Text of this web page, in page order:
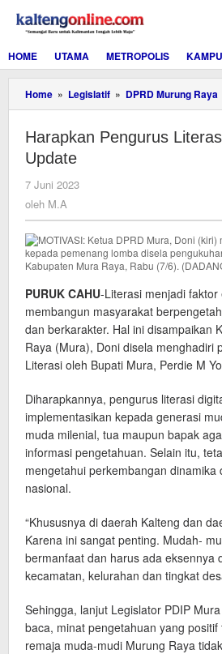
konten
HOME
UTAMA METROPOLIS
Home » Legislatif » DPRD Murung Raya
Harapkan Pengurus
Update
7 Juni 2023
oleh M.A
PURUK CAHU-Literasi menjadi
membangun masyarakat
dan berkarakter. Hal ini disampaikan
Raya (Mura), Doni disela menghadiri
Literasi oleh Bupati Mura, Perdie M
Diharapkannya, pengurus literasi
implementasikan kepada generasi
muda milenial, tua maupun bapak
informasi pengetahuan. Selain itu,
mengetahui perkembangan dinamika
nasional.
“Khususnya di daerah Kalteng dan
Karena ini sangat penting. Mudah-
bermanfaat dan harus ada eksennya
kecamatan, kelurahan dan tingkat
Sehingga, lanjut Legislator PDIP
baca, minat pengetahuan yang
remaja muda-mudi Murung Raya